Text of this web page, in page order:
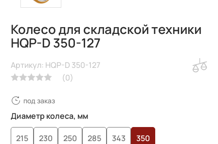
Колесо для складской техники
HQP-D 350-127
(0)
Артикул: HQP-D 350-127
под заказ
Диаметр колеса, мм
215 230 250 285 343
350